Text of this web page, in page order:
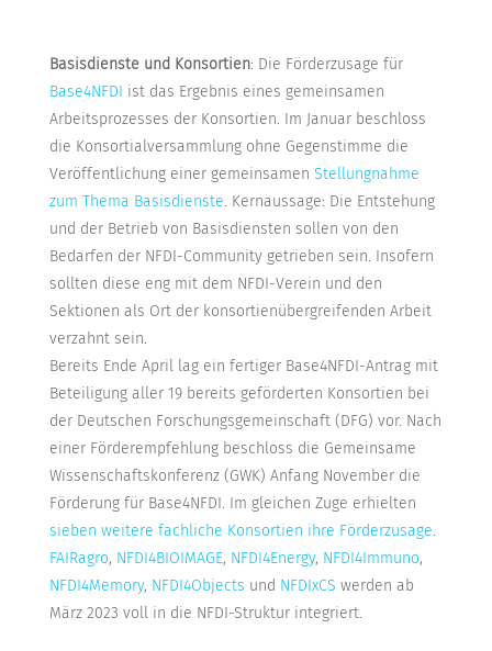
Basisdienste und Konsortien: Die Förderzusage für
Base4NFDI ist das Ergebnis eines gemeinsamen
Arbeitsprozesses der Konsortien. Im Januar beschloss
die Konsortialversammlung ohne Gegenstimme die
Veröffentlichung einer gemeinsamen Stellungnahme
zum Thema Basisdienste. Kernaussage: Die Entstehung
und der Betrieb von Basisdiensten sollen von den
Bedarfen der NFDI-Community getrieben sein. Insofern
sollten diese eng mit dem NFDI-Verein und den
Sektionen als Ort der konsortienübergreifenden Arbeit
verzahnt sein.
Bereits Ende April lag ein fertiger Base4NFDI-Antrag mit
Beteiligung aller 19 bereits geförderten Konsortien bei
der Deutschen Forschungsgemeinschaft (DFG) vor. Nach
einer Förderempfehlung beschloss die Gemeinsame
Wissenschaftskonferenz (GWK) Anfang November die
Förderung für Base4NFDI. Im gleichen Zuge erhielten
sieben weitere fachliche Konsortien ihre Förderzusage.
FAIRagro, NFDI4BIOIMAGE, NFDI4Energy, NFDI4Immuno,
NFDI4Memory, NFDI4Objects und NFDIxCS werden ab
März 2023 voll in die NFDI-Struktur integriert.